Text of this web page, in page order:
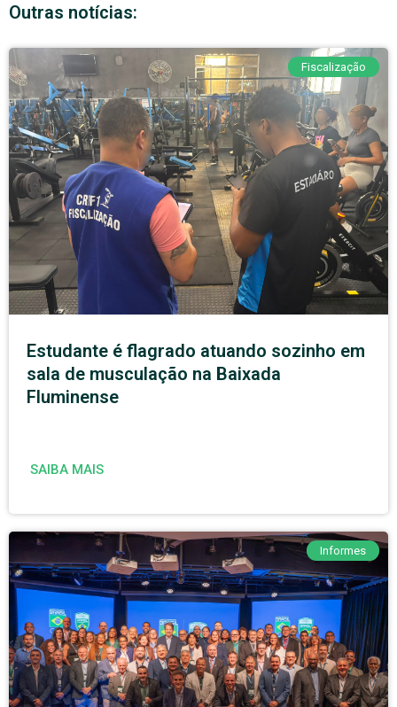
Outras notícias:
Fiscalização
Estudante é flagrado atuando sozinho em
sala de musculação na Baixada
Fluminense
SAIBA MAIS
Informes